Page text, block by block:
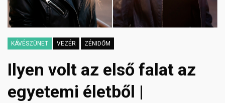
KÁVÉSZÜNET VEZÉR ZÉNIDŐM
Ilyen volt az első falat az
egyetemi életből |